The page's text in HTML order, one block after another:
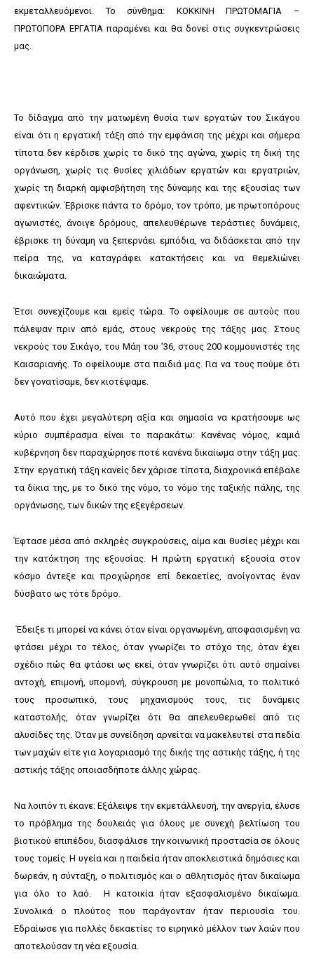
εκμεταλλευόμενοι. Το σύνθημα: ΚΟΚΚΙΝΗ ΠΡΩΤΟΜΑΓΙΑ –
ΠΡΩΤΟΠΟΡΑ ΕΡΓΑΤΙΑ παραμένει και θα δονεί στις συγκεντρώσεις
μας.
Το δίδαγμα από την ματωμένη θυσία των εργατών του Σικάγου
είναι ότι η εργατική τάξη από την εμφάνιση της μέχρι και σήμερα
τίποτα δεν κέρδισε χωρίς το δικό της αγώνα, χωρίς τη δική της
οργάνωση, χωρίς τις θυσίες χιλιάδων εργατών και εργατριών,
χωρίς τη διαρκή αμφισβήτηση της δύναμης και της εξουσίας των
αφεντικών. Έβρισκε πάντα το δρόμο, τον τρόπο, με πρωτοπόρους
αγωνιστές, άνοιγε δρόμους, απελευθέρωνε τεράστιες δυνάμεις,
έβρισκε τη δύναμη να ξεπερνάει εμπόδια, να διδάσκεται από την
πείρα της, να καταγράφει κατακτήσεις και να θεμελιώνει
δικαιώματα.
Έτσι συνεχίζουμε και εμείς τώρα. Το οφείλουμε σε αυτούς που
πάλεψαν πριν από εμάς, στους νεκρούς της τάξης μας. Στους
νεκρούς του Σικάγο, του Μάη του ’36, στους 200 κομμουνιστές της
Καισαριανής. Το οφείλουμε στα παιδιά μας. Για να τους πούμε ότι
δεν γονατίσαμε, δεν κιοτέψαμε.
Αυτό που έχει μεγαλύτερη αξία και σημασία να κρατήσουμε ως
κύριο συμπέρασμα είναι το παρακάτω: Κανένας νόμος, καμιά
κυβέρνηση δεν παραχώρησε ποτέ κανένα δικαίωμα στην τάξη μας.
Στην εργατική τάξη κανείς δεν χάρισε τίποτα, διαχρονικά επέβαλε
τα δίκια της, με το δικό της νόμο, το νόμο της ταξικής πάλης, της
οργάνωσης, των δικών της εξεγέρσεων.
Έφτασε μέσα από σκληρές συγκρούσεις, αίμα και θυσίες μέχρι και
την κατάκτηση της εξουσίας. Η πρώτη εργατική εξουσία στον
κόσμο άντεξε και προχώρησε επί δεκαετίες, ανοίγοντας έναν
δύσβατο ως τότε δρόμο.
Έδειξε τι μπορεί να κάνει όταν είναι οργανωμένη, αποφασισμένη να
φτάσει μέχρι το τέλος, όταν γνωρίζει το στόχο της, όταν έχει
σχέδιο πώς θα φτάσει ως εκεί, όταν γνωρίζει ότι αυτό σημαίνει
αντοχή, επιμονή, υπομονή, σύγκρουση με μονοπώλια, το πολιτικό
τους προσωπικό, τους μηχανισμούς τους, τις δυνάμεις
καταστολής, όταν γνωρίζει ότι θα απελευθερωθεί από τις
αλυσίδες της. Όταν με συνείδηση αρνείται να μακελευτεί στα πεδία
των μαχών είτε για λογαριασμό της δικής της αστικής τάξης, ή της
αστικής τάξης οποιασδήποτε άλλης χώρας.
Να λοιπόν τι έκανε: Εξάλειψε την εκμετάλλευσή, την ανεργία, έλυσε
το πρόβλημα της δουλειάς για όλους με συνεχή βελτίωση του
βιοτικού επιπέδου, διασφάλισε την κοινωνική προστασία σε όλους
τους τομείς. Η υγεία και η παιδεία ήταν αποκλειστικά δημόσιες και
δωρεάν, η σύνταξη, ο πολιτισμός και ο αθλητισμός ήταν δικαίωμα
για όλο το λαό. Η κατοικία ήταν εξασφαλισμένο δικαίωμα.
Συνολικά ο πλούτος που παράγονταν ήταν περιουσία του.
Εδραίωσε για πολλές δεκαετίες το ειρηνικό μέλλον των λαών που
αποτελούσαν τη νέα εξουσία.